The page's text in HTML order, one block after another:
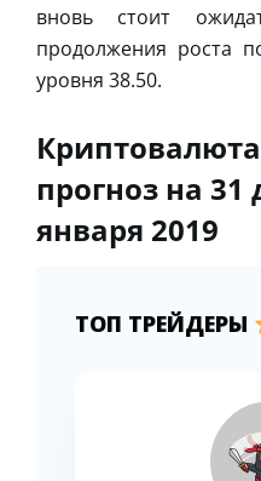
вновь стоит
продолжения роста
уровня 38.50.
прогноз на
января 2019
ТОП ТРЕЙДЕРЫ